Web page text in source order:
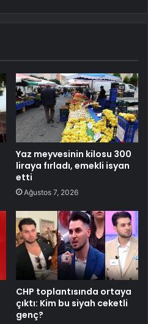
Yaz meyvesinin kilosu 300
liraya fırladı, emekli isyan
etti
Ağustos 7, 2026
CHP toplantısında ortaya
çıktı: Kim bu siyah ceketli
genç?